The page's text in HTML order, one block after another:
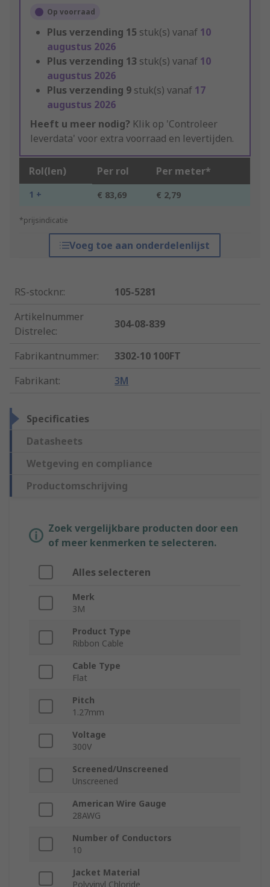
Op voorraad
Plus verzending 15 stuk(s) vanaf 10
augustus 2026
Plus verzending 13 stuk(s) vanaf 10
augustus 2026
Plus verzending 9 stuk(s) vanaf 17
augustus 2026
Heeft u meer nodig? Klik op 'Controleer
leverdata' voor extra voorraad en levertijden.
Rol(len) Per rol Per meter*
1 + € 83,69 € 2,79
*prijsindicatie
Voeg toe aan onderdelenlijst
RS-stocknr.:
105-5281
Artikelnummer
Distrelec:
304-08-839
Fabrikantnummer:
3302-10 100FT
Fabrikant: 3M
Specificaties
Datasheets
Wetgeving en compliance
Productomschrijving
Zoek vergelijkbare producten door een
of meer kenmerken te selecteren.
Alles selecteren
Merk
3M
Product Type
Ribbon Cable
Cable Type
Flat
Pitch
1.27mm
Voltage
300V
Screened/Unscreened
Unscreened
American Wire Gauge
28AWG
Number of Conductors
10
Jacket Material
Polyvinyl Chloride